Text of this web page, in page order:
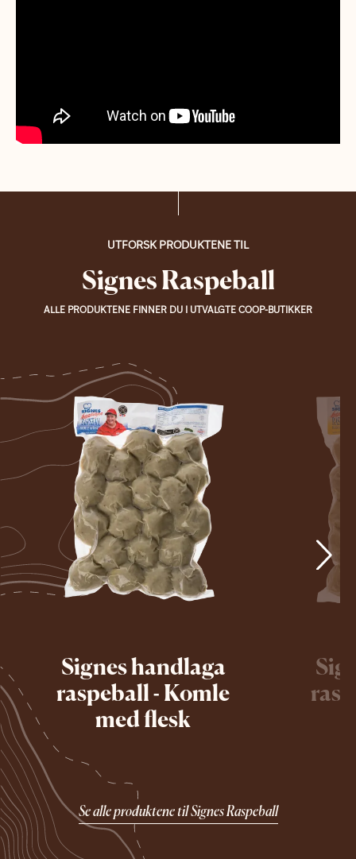
UTFORSK PRODUKTENE TIL
Signes Raspeball
ALLE PRODUKTENE FINNER DU I UTVALGTE COOP-BUTIKKER
Signes handlaga
raspeball - Komle
med flesk
Se alle produktene til Signes Raspeball